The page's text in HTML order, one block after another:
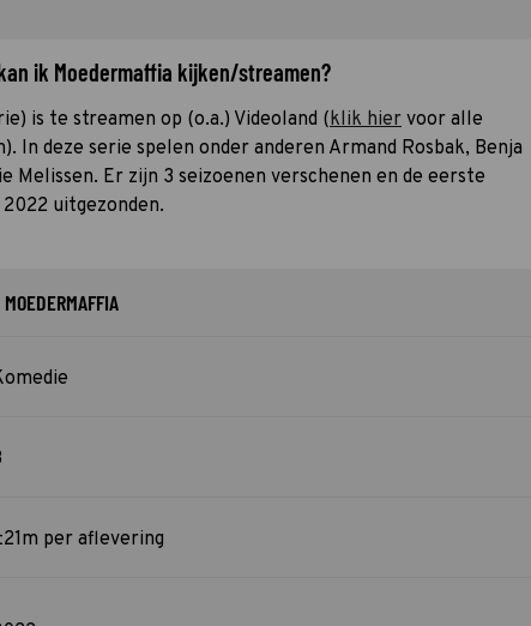
ik Moedermaffia kijken/streamen?
is te streamen op (o.a.) Videoland (klik hier voor alle
In deze serie spelen onder anderen Armand Rosbak, Benja
Melissen. Er zijn 3 seizoenen verschenen en de eerste
uitgezonden.
per aflevering